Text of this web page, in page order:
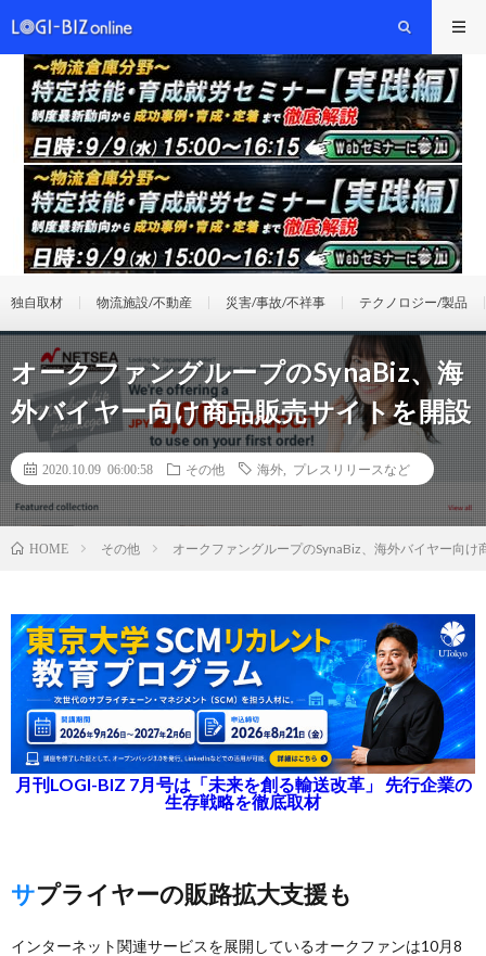
独自取材 物流施設/不動産 災害/事故/不祥事 テクノロジー/製品
オークファングループのSynaBiz、海
外バイヤー向け商品販売サイトを開設
2020.10.09 06:00:58 その他 海外 プレスリリースなど
HOME その他 オークファングループのSynaBiz、海外バイヤー向け
月刊LOGI-BIZ 7月号は「未来を創る輸送改革」 先行企業の
生存戦略を徹底取材
サプライヤーの販路拡大支援も
インターネット関連サービスを展開しているオークファンは10月8